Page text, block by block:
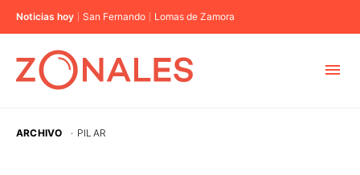
Noticias hoy San Fernando Lomas de Zamora
ARCHIVO · PILAR